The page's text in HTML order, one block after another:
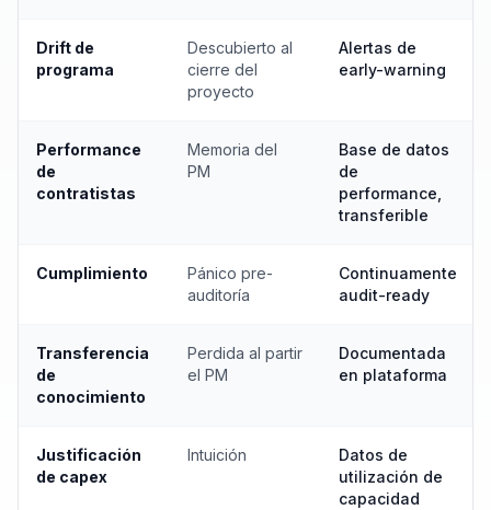
Drift de
programa
Descubierto al
cierre del
proyecto
Alertas de
early-warning
Performance
de
contratistas
Memoria del
PM
Base de datos
de
performance,
transferible
Cumplimiento
Pánico pre-
auditoría
Continuamente
audit-ready
Transferencia
de
conocimiento
Perdida al partir
el PM
Documentada
en plataforma
Justificación
de capex
Intuición
Datos de
utilización de
capacidad